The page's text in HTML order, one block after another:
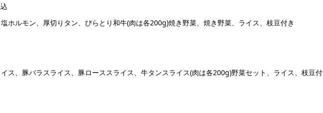
ホルモン、厚切りタン、びらとり和牛(肉は各200g)焼き野菜、焼き野菜、ライス、枝豆付き
ス、豚バラスライス、豚ローススライス、牛タンスライス(肉は各200g)野菜セット、ライス、枝豆付